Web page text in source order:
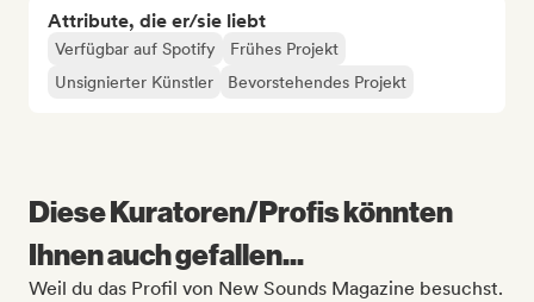
Attribute, die er/sie liebt
Verfügbar auf Spotify
Frühes Projekt
Unsignierter Künstler
Bevorstehendes Projekt
Diese Kuratoren/Profis könnten
Ihnen auch gefallen...
Weil du das Profil von New Sounds Magazine besuchst.